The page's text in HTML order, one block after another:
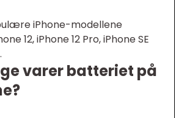
iPhone-modellene
12, iPhone 12 Pro, iPhone SE
varer batteriet på